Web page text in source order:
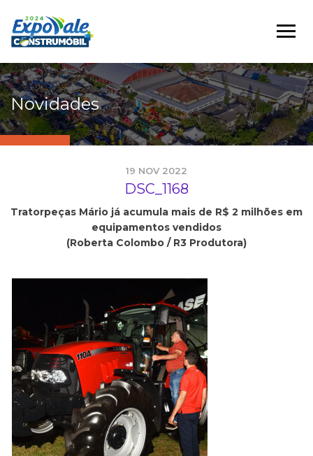
Novidades
19 NOV 2022
DSC_1168
Tratorpeças Mário já acumula mais de R$ 2 milhões em
equipamentos vendidos
(Roberta Colombo / R3 Produtora)